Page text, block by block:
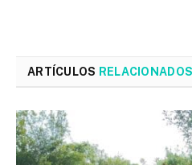
ARTÍCULOS RELACIONADOS